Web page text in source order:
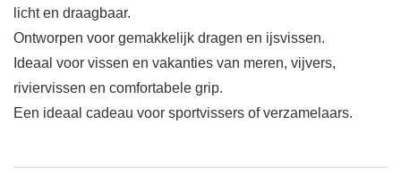
licht en draagbaar.
Ontworpen voor gemakkelijk dragen en ijsvissen.
Ideaal voor vissen en vakanties van meren, vijvers,
riviervissen en comfortabele grip.
Een ideaal cadeau voor sportvissers of verzamelaars.